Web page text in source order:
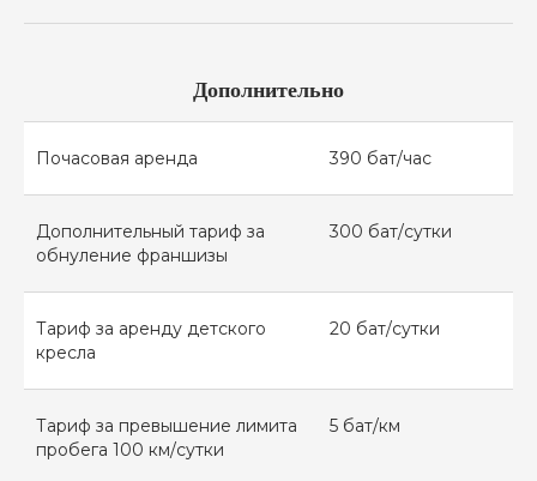
Дополнительно
Почасовая аренда 390 бат/час
Дополнительный тариф за
обнуление франшизы
300 бат/сутки
Тариф за аренду детского
кресла
20 бат/сутки
Тариф за превышение лимита
пробега 100 км/сутки
5 бат/км
IntegraMotorsThailand@gmail.com
+66 63 378 5662
МЕНЮ